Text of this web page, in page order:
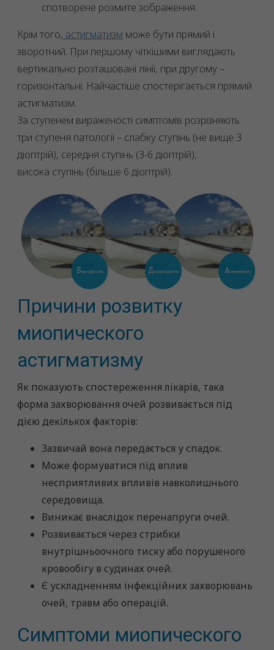
спотворене розмите зображення.
Крім того, астигматизм може бути прямий і
зворотний. При першому чіткішими виглядають
вертикально розташовані лінії, при другому –
горизонтальні. Найчастіше спостерігається прямий
астигматизм.
За ступенем вираженості симптомів розрізняють
три ступеня патології – слабку ступінь (не вище 3
діоптрій), середня ступінь (3-6 діоптрій),
висока ступінь (більше 6 діоптрій).
Причини розвитку
миопического
астигматизму
Як показують спостереження лікарів, така
форма захворювання очей розвивається під
дією декількох факторів:
Зазвичай вона передається у спадок.
Може формуватися під вплив
несприятливих впливів навколишнього
середовища.
Виникає внаслідок перенапруги очей.
Розвивається через стрибки
внутрішньоочного тиску або порушеного
кровообігу в судинах очей.
Є ускладненням інфекційних захворювань
очей, травм або операцій.
Симптоми миопического